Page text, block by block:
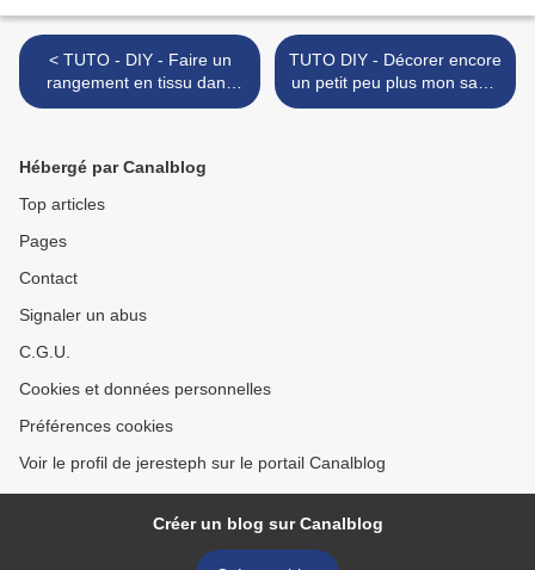
< TUTO - DIY - Faire un
rangement en tissu dans
une penderie et des
TUTO DIY - Décorer encore
un petit peu plus mon sapin
"nature" réalisé avec des
Hébergé par Canalblog
Top articles
Pages
Contact
Signaler un abus
C.G.U.
Cookies et données personnelles
Préférences cookies
Voir le profil de jeresteph sur le portail Canalblog
Créer un blog sur Canalblog